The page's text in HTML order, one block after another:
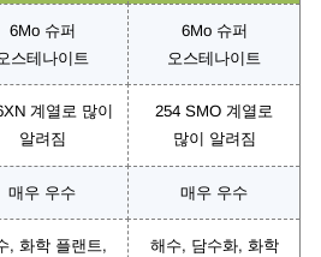
6Mo 슈퍼
스테나이트
6Mo 슈퍼
오스테나이트
계열로 많이
알려짐
254 SMO 계열로
많이 알려짐
매우 우수 매우 우수
, 화학 플랜트,
해수, 담수화, 화학